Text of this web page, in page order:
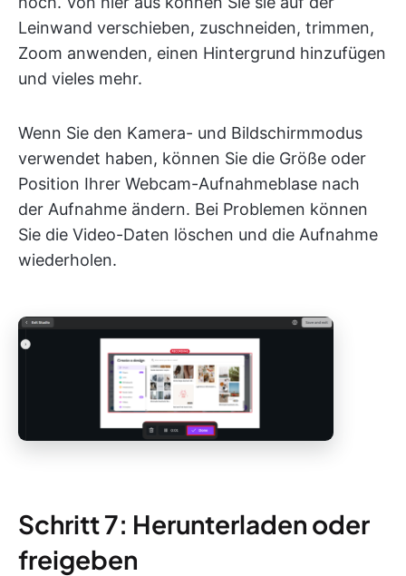
Leinwand verschieben, zuschneiden, trimmen,
Zoom anwenden, einen Hintergrund hinzufügen
und vieles mehr.
Wenn Sie den Kamera- und Bildschirmmodus
verwendet haben, können Sie die Größe oder
Position Ihrer Webcam-Aufnahmeblase nach
der Aufnahme ändern. Bei Problemen können
Sie die Video-Daten löschen und die Aufnahme
wiederholen.
Schritt 7: Herunterladen oder
freigeben